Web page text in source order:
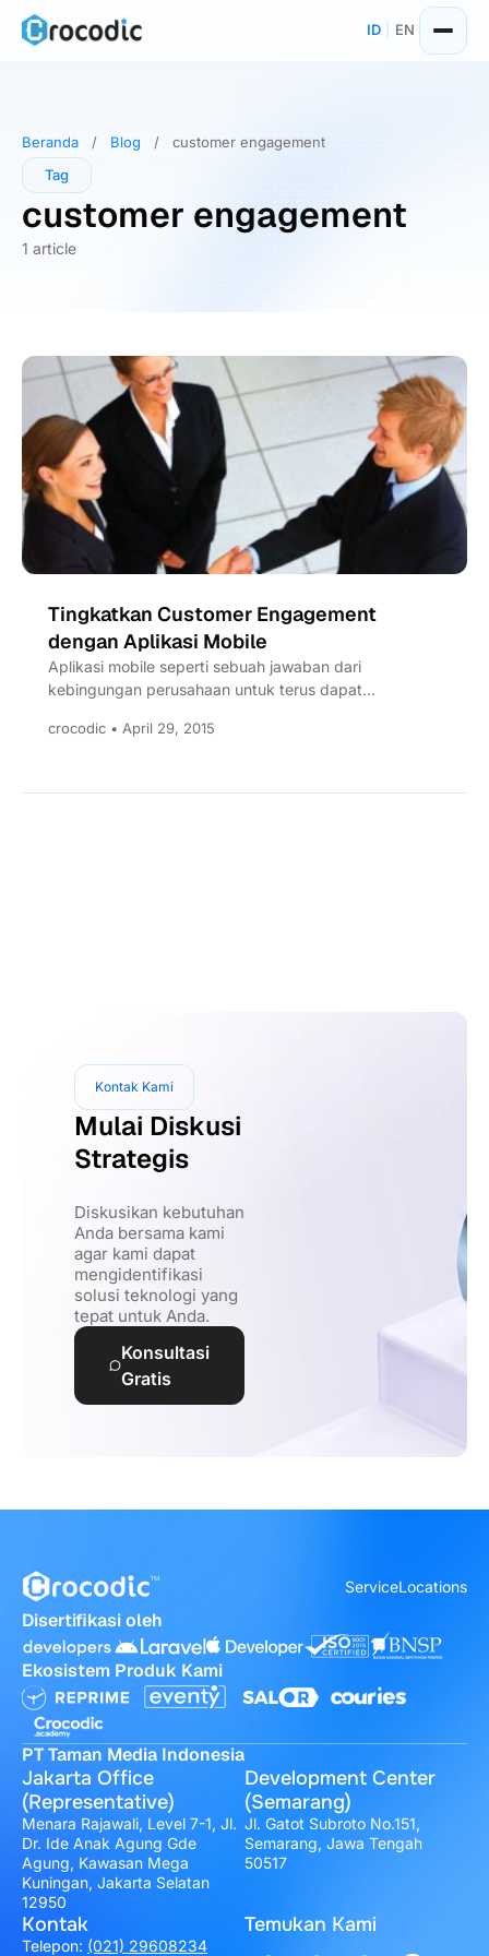
Skip
ID EN
Beranda / Blog /
customer engagement
Tag
customer engagement
1 article
Tingkatkan Customer Engagement
dengan Aplikasi Mobile
Aplikasi mobile seperti sebuah jawaban dari
kebingungan perusahaan untuk terus dapat
Aplikasi mobile, perusahaan...
crocodic • April 29, 2015
Kontak Kami
Mulai Diskusi
Strategis
Diskusikan kebutuhan
Anda bersama kami
agar kami dapat
mengidentifikasi
solusi teknologi yang
tepat untuk Anda.
Konsultasi
Gratis
ServiceLocations
Disertifikasi oleh
Ekosistem Produk Kami
PT Taman Media Indonesia
Jakarta Office
(Representative)
Menara Rajawali, Level 7-1, Jl.
Dr. Ide Anak Agung Gde
Agung, Kawasan Mega
Kuningan, Jakarta Selatan
12950
Development Center
(Semarang)
Jl. Gatot Subroto No.151,
Semarang, Jawa Tengah
50517
Kontak
Telepon: (021) 29608234
Temukan Kami